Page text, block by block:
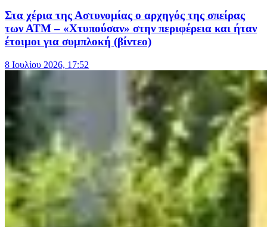
Στα χέρια της Αστυνομίας ο αρχηγός της σπείρας
των ΑΤΜ – «Χτυπούσαν» στην περιφέρεια και ήταν
έτοιμοι για συμπλοκή (βίντεο)
8 Ιουλίου 2026, 17:52